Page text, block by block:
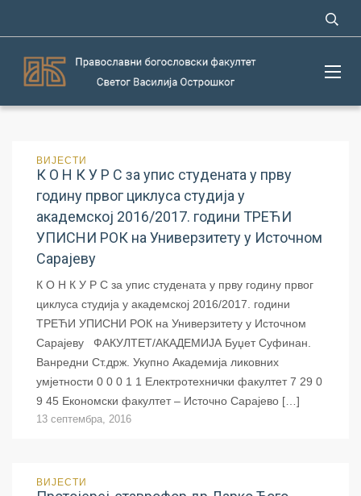
ВИЈЕСТИ
К О Н К У Р С за упис студената у прву
годину првог циклуса студија у
академској 2016/2017. години ТРЕЋИ
УПИСНИ РОК на Универзитету у Источном
Сарајеву
К О Н К У Р С за упис студената у прву годину првог
циклуса студија у академској 2016/2017. години
ТРЕЋИ УПИСНИ РОК на Универзитету у Источном
Сарајеву ФАКУЛТЕТ/АКАДЕМИЈА Буџет Суфинан.
Ванредни Ст.држ. Укупно Академија ликовних
умјетности 0 0 0 1 1 Електротехнички факултет 7 29 0
9 45 Економски факултет – Источно Сарајево […]
13 септембра, 2016
ВИЈЕСТИ